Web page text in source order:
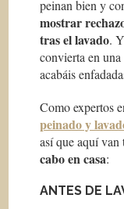
peinan bien y
mostrar
tras el lavado.
convierta en
acabáis
Como expertos
peinado y
así que aquí van
cabo en casa:
ANTES DE